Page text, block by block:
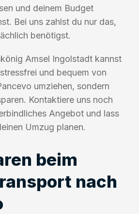
und deinem Budget
Bei uns zahlst du nur das,
benötigst.
Amsel Ingolstadt kannst
und bequem von
umziehen, sondern
Kontaktiere uns noch
Angebot und lass
Umzug planen.
beim
nach